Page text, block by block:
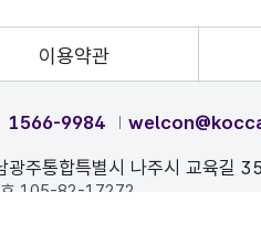
이용약관
1566-9984
주통합특별시 나주시 교육길
호 105-82-17272